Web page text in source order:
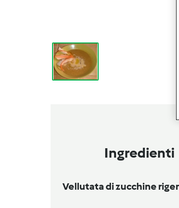
Ingredienti
Vellutata di zucchine